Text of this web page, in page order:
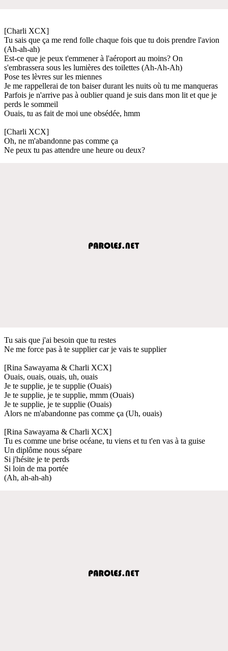
[Charli XCX]
Tu sais que ça me rend folle chaque fois que tu dois prendre l'avion
(Ah-ah-ah)
Est-ce que je peux t'emmener à l'aéroport au moins? On
s'embrassera sous les lumières des toilettes (Ah-Ah-Ah)
Pose tes lèvres sur les miennes
Je me rappellerai de ton baiser durant les nuits où tu me manqueras
Parfois je n'arrive pas à oublier quand je suis dans mon lit et que je
perds le sommeil
Ouais, tu as fait de moi une obsédée, hmm
[Charli XCX]
Oh, ne m'abandonne pas comme ça
Ne peux tu pas attendre une heure ou deux?
Tu sais que j'ai besoin que tu restes
Ne me force pas à te supplier car je vais te supplier
[Rina Sawayama & Charli XCX]
Ouais, ouais, ouais, uh, ouais
Je te supplie, je te supplie (Ouais)
Je te supplie, je te supplie, mmm (Ouais)
Je te supplie, je te supplie (Ouais)
Alors ne m'abandonne pas comme ça (Uh, ouais)
[Rina Sawayama & Charli XCX]
Tu es comme une brise océane, tu viens et tu t'en vas à ta guise
Un diplôme nous sépare
Si j'hésite je te perds
Si loin de ma portée
(Ah, ah-ah-ah)